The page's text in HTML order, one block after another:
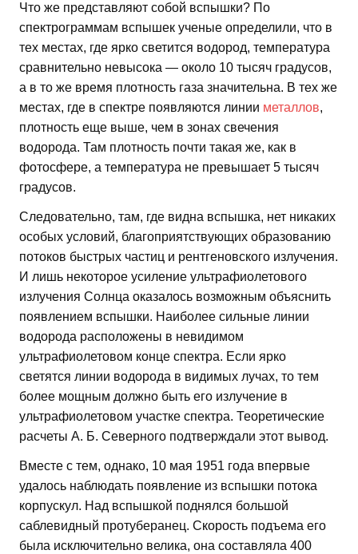
Что же представляют собой вспышки? По
спектрограммам вспышек ученые определили, что в
тех местах, где ярко светится водород, температура
сравнительно невысока — около 10 тысяч градусов,
а в то же время плотность газа значительна. В тех же
местах, где в спектре появляются линии металлов,
плотность еще выше, чем в зонах свечения
водорода. Там плотность почти такая же, как в
фотосфере, а температура не превышает 5 тысяч
градусов.
Следовательно, там, где видна вспышка, нет никаких
особых условий, благоприятствующих образованию
потоков быстрых частиц и рентгеновского излучения.
И лишь некоторое усиление ультрафиолетового
излучения Солнца оказалось возможным объяснить
появлением вспышки. Наиболее сильные линии
водорода расположены в невидимом
ультрафиолетовом конце спектра. Если ярко
светятся линии водорода в видимых лучах, то тем
более мощным должно быть его излучение в
ультрафиолетовом участке спектра. Теоретические
расчеты А. Б. Северного подтверждали этот вывод.
Вместе с тем, однако, 10 мая 1951 года впервые
удалось наблюдать появление из вспышки потока
корпускул. Над вспышкой поднялся большой
саблевидный протуберанец. Скорость подъема его
была исключительно велика, она составляла 400